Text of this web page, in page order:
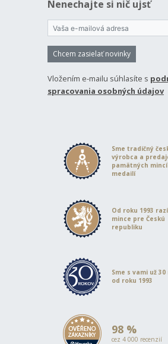
Nenechajte si nič ujsť
Chcem zasielať novinky
Vložením e-mailu súhlasíte s
spracovania osobných údajov
Sme tradičný
výrobca a
pamätných mincí
medailí
Od roku 1993
mince pre Českú
republiku
Sme s vami už
od roku 1993
98 %
cez 4 000 recenzií